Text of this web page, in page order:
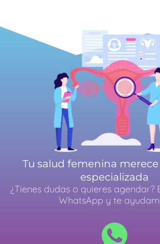
Tu salud femenina
especializada
¿Tienes dudas o quieres agendar?
WhatsApp y te